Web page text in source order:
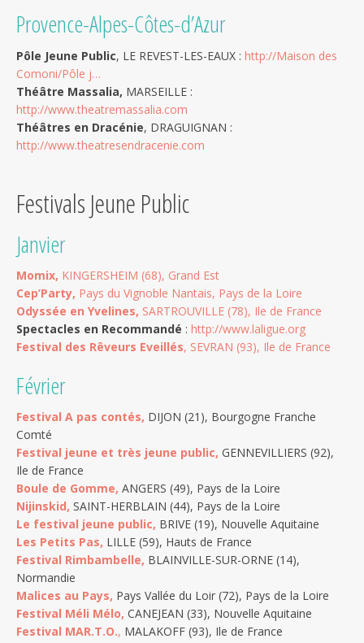
Provence-Alpes-Côtes-d’Azur
Pôle Jeune Public, LE REVEST-LES-EAUX : http://Maison des
Comoni/Pôle j…
Théâtre Massalia, MARSEILLE :
http://www.theatremassalia.com
Théâtres en Dracénie, DRAGUIGNAN :
http://www.theatresendracenie.com
Festivals Jeune Public
Janvier
Momix, KINGERSHEIM (68), Grand Est
Cep’Party, Pays du Vignoble Nantais, Pays de la Loire
Odyssée en Yvelines, SARTROUVILLE (78), Ile de France
Spectacles en Recommandé : http://www.laligue.org
Festival des Rêveurs Eveillés, SEVRAN (93), Ile de France
Février
Festival A pas contés, DIJON (21), Bourgogne Franche
Comté
Festival jeune et très jeune public, GENNEVILLIERS (92),
Ile de France
Boule de Gomme, ANGERS (49), Pays de la Loire
Nijinskid, SAINT-HERBLAIN (44), Pays de la Loire
Le festival jeune public, BRIVE (19), Nouvelle Aquitaine
Les Petits Pas, LILLE (59), Hauts de France
Festival Rimbambelle, BLAINVILLE-SUR-ORNE (14),
Normandie
Malices au Pays, Pays Vallée du Loir (72), Pays de la Loire
Festival Méli Mélo, CANEJEAN (33), Nouvelle Aquitaine
Festival MAR.T.O., MALAKOFF (93), Ile de France